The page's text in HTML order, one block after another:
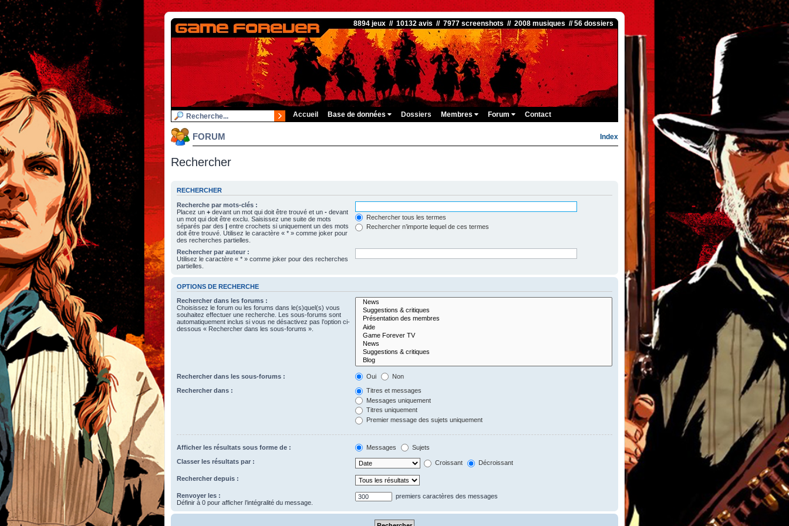
8894 jeux // 10132 avis // 7977 screenshots // 2008 musiques // 56 dossiers
Accueil Base de données Dossiers Membres Forum Contact
FORUM Index
Rechercher
RECHERCHER
Recherche par mots-clés :
Placez un + devant un mot qui doit être trouvé et un - devant
un mot qui doit être exclu. Saisissez une suite de mots
séparés par des | entre crochets si uniquement un des mots
doit être trouvé. Utilisez le caractère « * » comme joker pour
des recherches partielles.
Rechercher tous les termes
Rechercher n’importe lequel de ces termes
Rechercher par auteur :
Utilisez le caractère « * » comme joker pour des recherches
partielles.
OPTIONS DE RECHERCHE
Rechercher dans les forums :
Choisissez le forum ou les forums dans le(s)quel(s) vous
souhaitez effectuer une recherche. Les sous-forums sont
automatiquement inclus si vous ne désactivez pas l’option ci-
dessous « Rechercher dans les sous-forums ».
Rechercher dans les sous-forums : Oui Non
Rechercher dans :
Titres et messages
Messages uniquement
Titres uniquement
Premier message des sujets uniquement
Afficher les résultats sous forme de : Messages Sujets
Classer les résultats par : Croissant Décroissant
Rechercher depuis :
Renvoyer les :
Définir à 0 pour afficher l’intégralité du message.
premiers caractères des messages